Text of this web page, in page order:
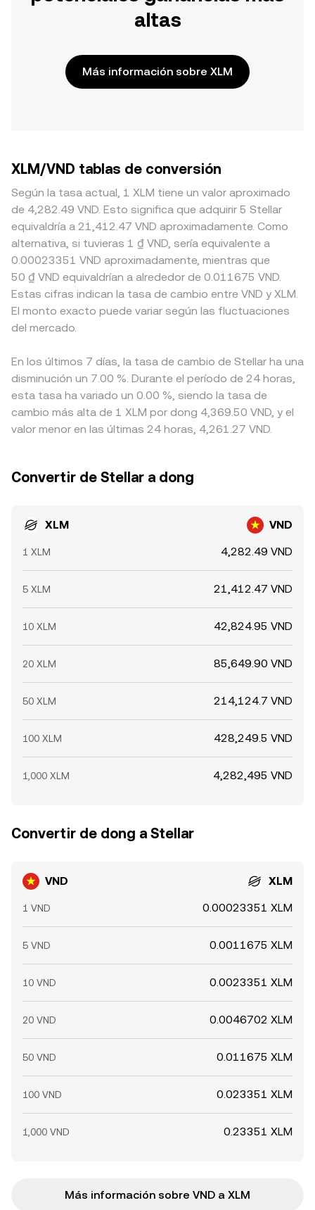
altas
Más información sobre XLM
XLM/VND tablas de conversión
Según la tasa actual, 1 XLM tiene un valor aproximado
de 4,282.49 VND. Esto significa que adquirir 5 Stellar
equivaldría a 21,412.47 VND aproximadamente. Como
alternativa, si tuvieras 1 ₫ VND, sería equivalente a
0.00023351 VND aproximadamente, mientras que
50 ₫ VND equivaldrían a alrededor de 0.011675 VND.
Estas cifras indican la tasa de cambio entre VND y XLM.
El monto exacto puede variar según las fluctuaciones
del mercado.
En los últimos 7 días, la tasa de cambio de Stellar ha una
disminución un 7.00 %. Durante el período de 24 horas,
esta tasa ha variado un 0.00 %, siendo la tasa de
cambio más alta de 1 XLM por dong 4,369.50 VND, y el
valor menor en las últimas 24 horas, 4,261.27 VND.
Convertir de Stellar a dong
XLM VND
1 XLM 4,282.49 VND
5 XLM 21,412.47 VND
10 XLM 42,824.95 VND
20 XLM 85,649.90 VND
50 XLM 214,124.7 VND
100 XLM 428,249.5 VND
1,000 XLM 4,282,495 VND
Convertir de dong a Stellar
VND XLM
1 VND 0.00023351 XLM
5 VND 0.0011675 XLM
10 VND 0.0023351 XLM
20 VND 0.0046702 XLM
50 VND 0.011675 XLM
100 VND 0.023351 XLM
1,000 VND 0.23351 XLM
Más información sobre VND a XLM